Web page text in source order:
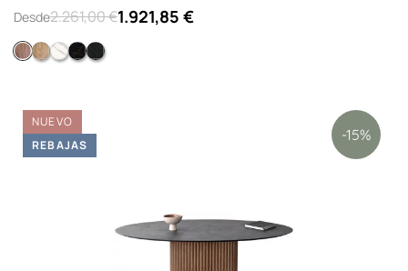
Desde2.261,00 €1.921,85 €
MADERA NOGAL
MADERA ROBLE
PORCELÁNICO BLANCO
PORCELÁNICO GREY DARK
PORCELÁNICO NEGRO
NUEVO
-15%
REBAJAS